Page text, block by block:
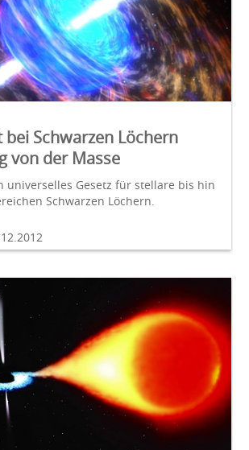
bei Schwarzen Löchern
von der Masse
universelles Gesetz für stellare bis hin
Schwarzen Löchern.